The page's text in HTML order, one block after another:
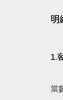
明
1.
當